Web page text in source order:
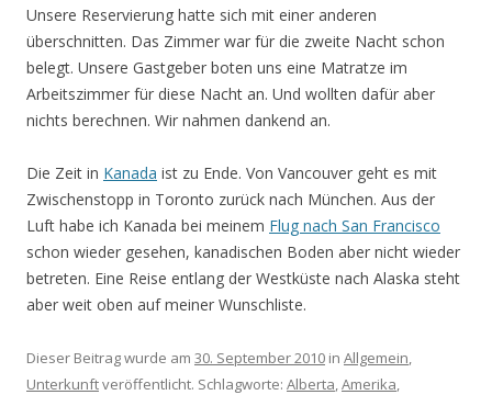
Unsere Reservierung hatte sich mit einer anderen
überschnitten. Das Zimmer war für die zweite Nacht schon
belegt. Unsere Gastgeber boten uns eine Matratze im
Arbeitszimmer für diese Nacht an. Und wollten dafür aber
nichts berechnen. Wir nahmen dankend an.
Die Zeit in Kanada ist zu Ende. Von Vancouver geht es mit
Zwischenstopp in Toronto zurück nach München. Aus der
Luft habe ich Kanada bei meinem Flug nach San Francisco
schon wieder gesehen, kanadischen Boden aber nicht wieder
betreten. Eine Reise entlang der Westküste nach Alaska steht
aber weit oben auf meiner Wunschliste.
Dieser Beitrag wurde am 30. September 2010 in Allgemein,
Unterkunftveröffentlicht. Schlagworte: Alberta,Amerika,